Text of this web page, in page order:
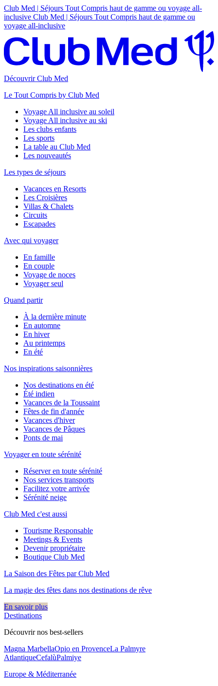
Club Med | Séjours Tout Compris haut de gamme ou voyage all-
inclusive Club Med | Séjours Tout Compris haut de gamme ou
voyage all-inclusive
Découvrir Club Med
Le Tout Compris by Club Med
Voyage All inclusive au soleil
Voyage All inclusive au ski
Les clubs enfants
Les sports
La table au Club Med
Les nouveautés
Les types de séjours
Vacances en Resorts
Les Croisières
Villas & Chalets
Circuits
Escapades
Avec qui voyager
En famille
En couple
Voyage de noces
Voyager seul
Quand partir
À la dernière minute
En automne
En hiver
Au printemps
En été
Nos inspirations saisonnières
Nos destinations en été
Été indien
Vacances de la Toussaint
Fêtes de fin d'année
Vacances d'hiver
Vacances de Pâques
Ponts de mai
Voyager en toute sérénité
Réserver en toute sérénité
Nos services transports
Facilitez votre arrivée
Sérénité neige
Club Med c'est aussi
Tourisme Responsable
Meetings & Events
Devenir propriétaire
Boutique Club Med
La Saison des Fêtes par Club Med
La magie des fêtes dans nos destinations de rêve​
En savoir plus
Destinations
Découvrir nos best-sellers
Magna MarbellaOpio en ProvenceLa Palmyre
AtlantiqueCefalùPalmiye
Europe & Méditerranée